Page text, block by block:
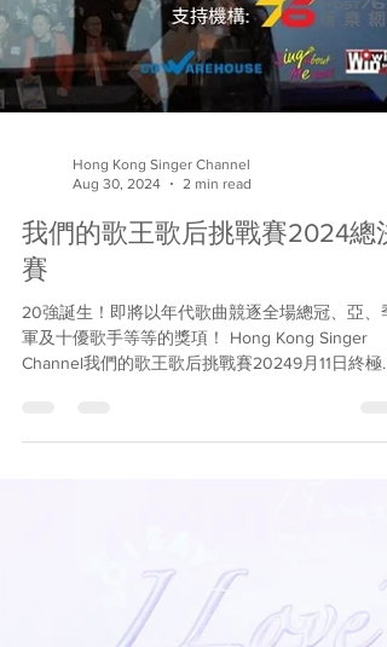
Hong Kong Singer Channel
Aug 30, 2024
2 min read
我們的歌王歌后挑戰賽2024總
賽
20強誕生！即將以年代歌曲競逐全場總冠、亞、季
戰門票現已有售！ 經過激烈的初賽及準決賽，